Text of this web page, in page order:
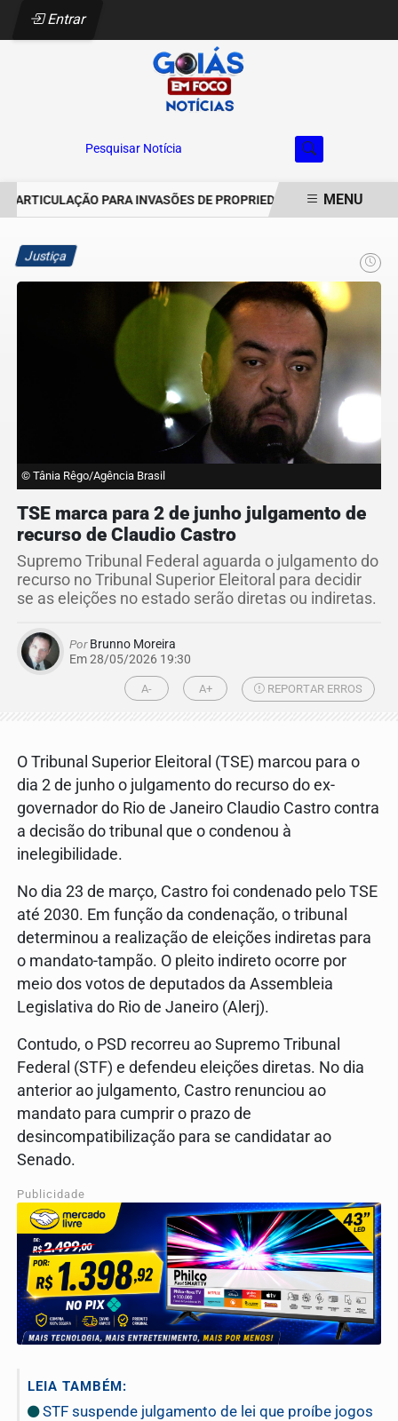
Entrar
Pesquisar Notícia
PARA INVASÕES DE PROPRIEDADES EM APARECIDA
MENU
Justiça
© Tânia Rêgo/Agência Brasil
TSE marca para 2 de junho julgamento de
recurso de Claudio Castro
Supremo Tribunal Federal aguarda o julgamento do
recurso no Tribunal Superior Eleitoral para decidir
se as eleições no estado serão diretas ou indiretas.
PorBrunno Moreira
Em 28/05/2026 19:30
A- A+ REPORTAR ERROS
O Tribunal Superior Eleitoral (TSE) marcou para o
dia 2 de junho o julgamento do recurso do ex-
governador do Rio de Janeiro Claudio Castro contra
a decisão do tribunal que o condenou à
inelegibilidade.
No dia 23 de março, Castro foi condenado pelo TSE
até 2030. Em função da condenação, o tribunal
determinou a realização de eleições indiretas para
o mandato-tampão. O pleito indireto ocorre por
meio dos votos de deputados da Assembleia
Legislativa do Rio de Janeiro (Alerj).
Contudo, o PSD recorreu ao Supremo Tribunal
Federal (STF) e defendeu eleições diretas. No dia
anterior ao julgamento, Castro renunciou ao
mandato para cumprir o prazo de
desincompatibilização para se candidatar ao
Senado.
Publicidade
LEIA TAMBÉM:
STF suspende julgamento de lei que proíbe jogos